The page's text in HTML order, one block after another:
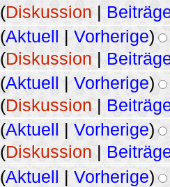
(Diskussion |
(Aktuell | Vorherige)
(Diskussion |
(Aktuell Vorherige)
(Diskussion
(Aktuell Vorherige)
(Diskussion
(Aktuell | Vorherige)